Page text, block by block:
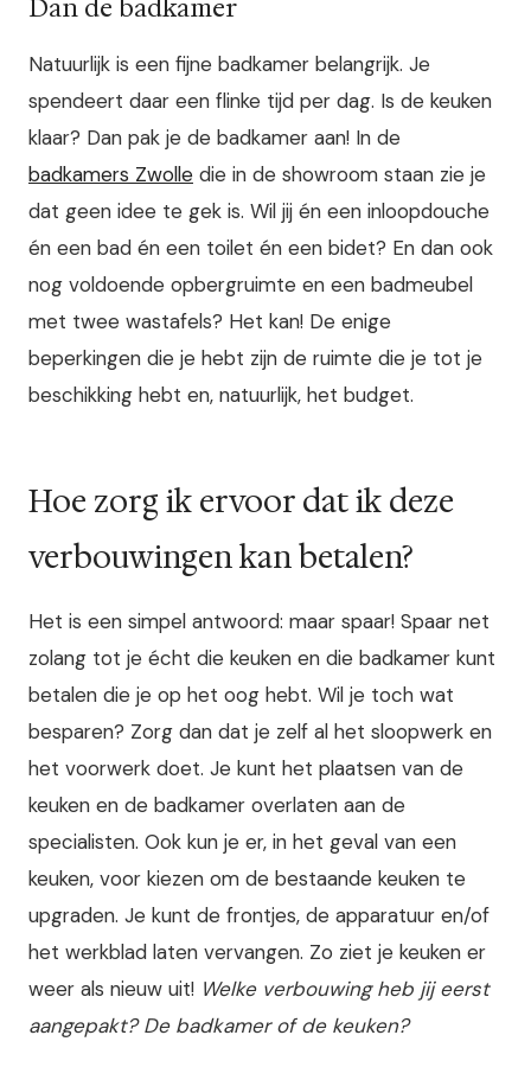
Dan de badkamer
Natuurlijk is een fijne badkamer belangrijk. Je
spendeert daar een flinke tijd per dag. Is de keuken
klaar? Dan pak je de badkamer aan! In de
badkamers Zwolle die in de showroom staan zie je
dat geen idee te gek is. Wil jij én een inloopdouche
én een bad én een toilet én een bidet? En dan ook
nog voldoende opbergruimte en een badmeubel
met twee wastafels? Het kan! De enige
beperkingen die je hebt zijn de ruimte die je tot je
beschikking hebt en, natuurlijk, het budget.
Hoe zorg ik ervoor dat ik deze
verbouwingen kan betalen?
Het is een simpel antwoord: maar spaar! Spaar net
zolang tot je écht die keuken en die badkamer kunt
betalen die je op het oog hebt. Wil je toch wat
besparen? Zorg dan dat je zelf al het sloopwerk en
het voorwerk doet. Je kunt het plaatsen van de
keuken en de badkamer overlaten aan de
specialisten. Ook kun je er, in het geval van een
keuken, voor kiezen om de bestaande keuken te
upgraden. Je kunt de frontjes, de apparatuur en/of
het werkblad laten vervangen. Zo ziet je keuken er
weer als nieuw uit! Welke verbouwing heb jij eerst
aangepakt? De badkamer of de keuken?